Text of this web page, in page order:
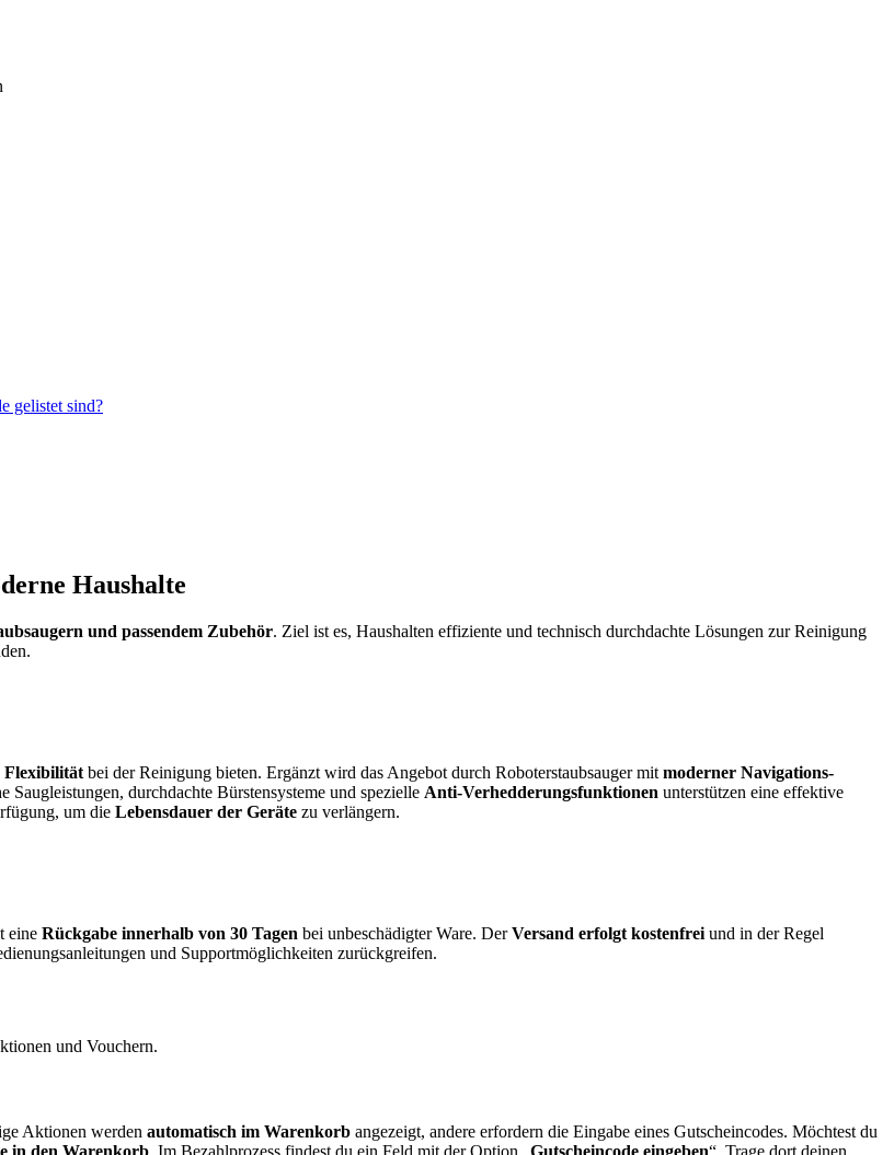
gelistet sind?
Haushalte
und passendem Zubehör. Ziel ist es, Haushalten effiziente und technisch durchdachte Lösungen zur Reinigung
Flexibilität bei der Reinigung bieten. Ergänzt wird das Angebot durch Roboterstaubsauger mit moderner Navigations­
durchdachte Bürstensysteme und spezielle Anti-Verhedderungs­funktionen unterstützen eine effektive
um die Lebensdauer der Geräte zu verlängern.
eine Rückgabe innerhalb von 30 Tagen bei unbeschädigter Ware. DerVersand erfolgt kostenfrei und in der Regel
und Support­möglichkeiten zurückgreifen.
und Vouchern.
Aktionen werden automatisch im Warenkorb angezeigt, andere erfordern die Eingabe eines Gutscheincodes. Möchtest du
in den Warenkorb. Im Bezahlprozess findest du ein Feld mit der Option „Gutscheincode eingeben“. Trage dort deinen